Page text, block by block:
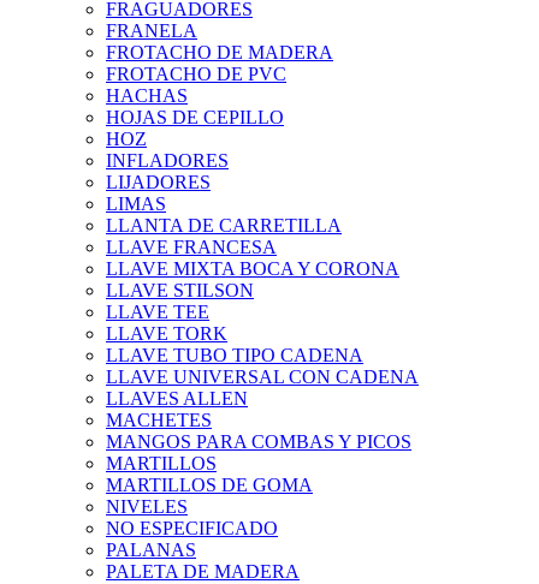
FRAGUADORES
FRANELA
FROTACHO DE MADERA
FROTACHO DE PVC
HACHAS
HOJAS DE CEPILLO
HOZ
INFLADORES
LIJADORES
LIMAS
LLANTA DE CARRETILLA
LLAVE FRANCESA
LLAVE MIXTA BOCA Y CORONA
LLAVE STILSON
LLAVE TEE
LLAVE TORK
LLAVE TUBO TIPO CADENA
LLAVE UNIVERSAL CON CADENA
LLAVES ALLEN
MACHETES
MANGOS PARA COMBAS Y PICOS
MARTILLOS
MARTILLOS DE GOMA
NIVELES
NO ESPECIFICADO
PALANAS
PALETA DE MADERA